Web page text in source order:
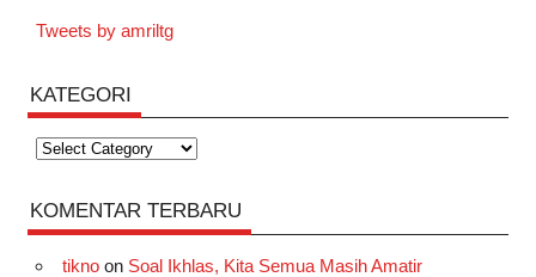
Tweets by amriltg
KATEGORI
Kategori
KOMENTAR TERBARU
tiknoon Soal Ikhlas, Kita Semua Masih Amatir